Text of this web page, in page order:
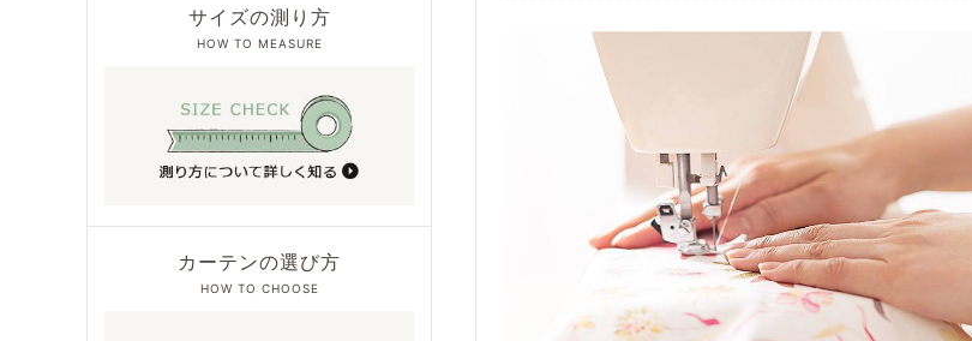
サイズの測り方
HOW TO MEASURE
カーテンの選び方
HOW TO CHOOSE